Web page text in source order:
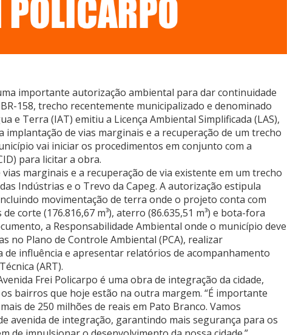
importante autorização ambiental para dar continuidade
158, trecho recentemente municipalizado e denominado
e Terra (IAT) emitiu a Licença Ambiental Simplificada (LAS),
implantação de vias marginais e a recuperação de um trecho
vai iniciar os procedimentos em conjunto com a
para licitar a obra.
marginais e a recuperação de via existente em um trecho
Indústrias e o Trevo da Capeg. A autorização estipula
movimentação de terra onde o projeto conta com
corte (176.816,67 m³), aterro (86.635,51 m³) e bota-fora
a Responsabilidade Ambiental onde o município deve
no Plano de Controle Ambiental (PCA), realizar
influência e apresentar relatórios de acompanhamento
(ART).
Frei Policarpo é uma obra de integração da cidade,
bairros que hoje estão na outra margem. “É importante
de 250 milhões de reais em Pato Branco. Vamos
avenida de integração, garantindo mais segurança para os